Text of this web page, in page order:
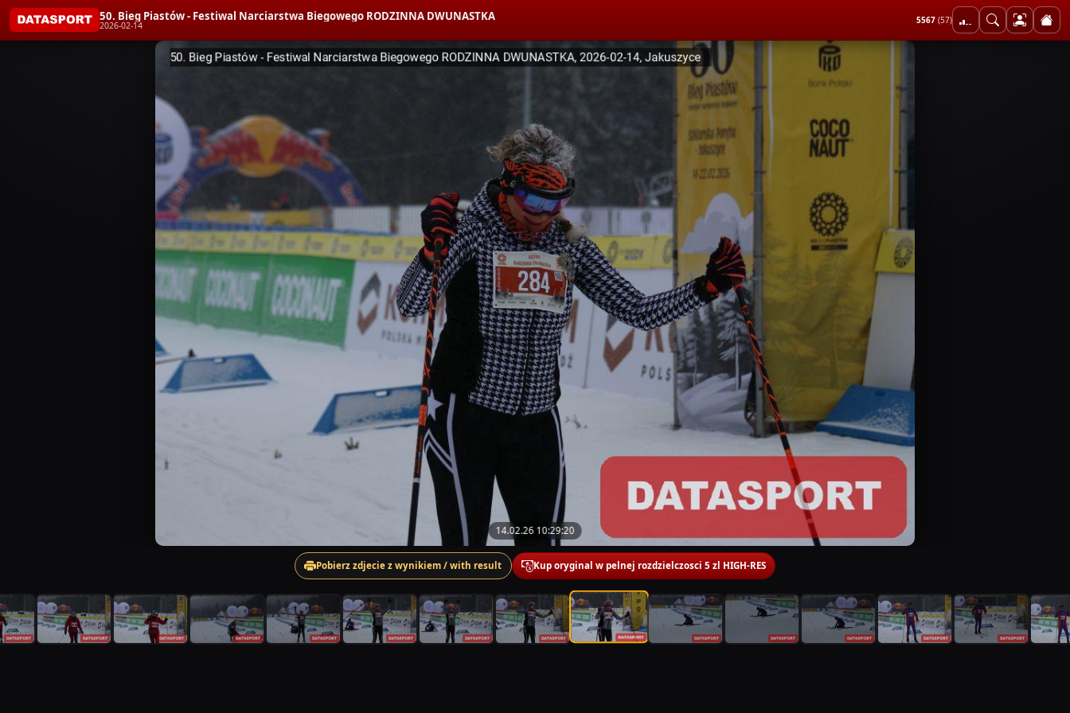
50. Bieg Piastów - Festiwal Narciarstwa Biegowego RODZINNA DWUNASTKA
2026-02-14 5567 (57)
14.02.26 10:29:20
Pobierz zdjecie z wynikiem / with result Kup oryginal w pelnej rozdzielczosci 5 zl HIGH-RES